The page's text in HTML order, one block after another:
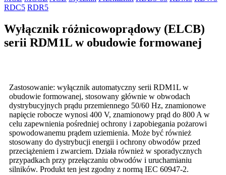
RDC5 RDR5
Wyłącznik różnicowoprądowy (ELCB)
serii RDM1L w obudowie formowanej
Zastosowanie: wyłącznik automatyczny serii RDM1L w
obudowie formowanej, stosowany głównie w obwodach
dystrybucyjnych prądu przemiennego 50/60 Hz, znamionowe
napięcie robocze wynosi 400 V, znamionowy prąd do 800 A w
celu zapewnienia pośredniej ochrony i zapobiegania pożarowi
spowodowanemu prądem uziemienia. Może być również
stosowany do dystrybucji energii i ochrony obwodów przed
przeciążeniem i zwarciem. Działa również w sporadycznych
przypadkach przy przełączaniu obwodów i uruchamianiu
silników. Produkt ten jest zgodny z normą IEC 60947-2.